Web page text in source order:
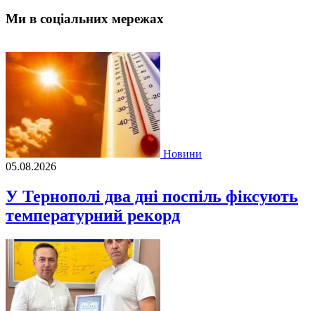
Ми в соціальних мережах
Новини
05.08.2026
У Тернополі два дні поспіль фіксують
температурний рекорд